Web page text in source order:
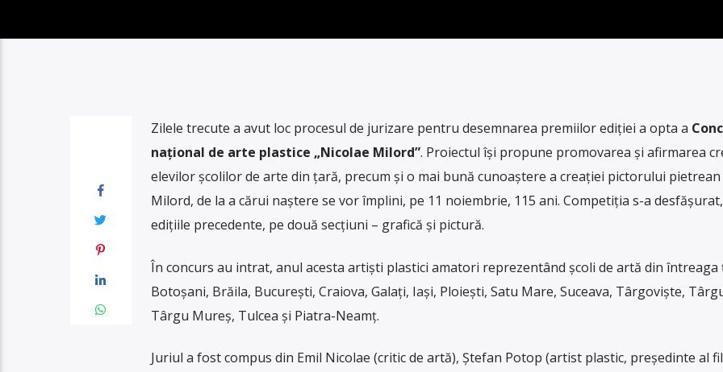
Zilele trecute a avut loc procesul de jurizare pentru desemnarea premiilor ediţiei a opta a
naţional de arte plastice „Nicolae Milord”. Proiectul îşi propune promovarea şi afirmarea
elevilor şcolilor de arte din ţară, precum şi o mai bună cunoaştere a creaţiei pictorului
Milord, de la a cărui naștere se vor împlini, pe 11 noiembrie, 115 ani. Competiția s-a
edițiile precedente, pe două secţiuni – grafică şi pictură.
În concurs au intrat, anul acesta artişti plastici amatori reprezentând şcoli de artă din întreaga
Botoşani, Brăila, Bucureşti, Craiova, Galaţi, Iaşi, Ploieşti, Satu Mare, Suceava, Târgovişte,
Târgu Mureș, Tulcea şi Piatra-Neamţ.
Juriul a fost compus din Emil Nicolae (critic de artă), Ştefan Potop (artist plastic, președinte al